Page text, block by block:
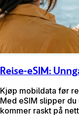
Reise-eSIM:
Kjøp mobildata før
Med eSIM slipper
kommer raskt på